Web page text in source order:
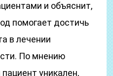
и объяснит,
помогает достичь
в лечении
По мнению
уникален,